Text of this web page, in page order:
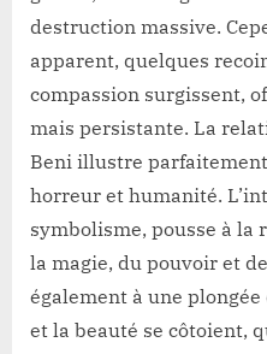
destruction massive.
apparent, quelques
compassion surgissent,
mais persistante. La
Beni illustre
horreur et humanité.
symbolisme, pousse à la
la magie, du pouvoir et
également à une
et la beauté se côtoient,